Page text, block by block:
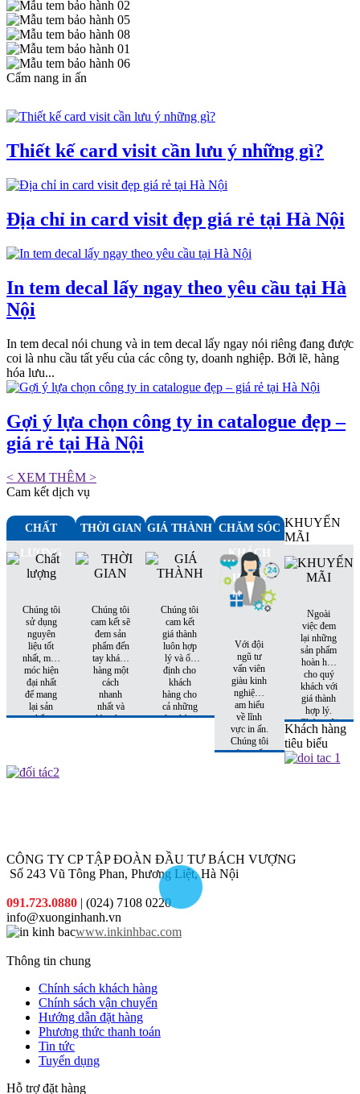
Cẩm nang in ấn
Thiết kế card visit cần lưu ý những gì?
Địa chỉ in card visit đẹp giá rẻ tại Hà Nội
In tem decal lấy ngay theo yêu cầu tại Hà
Nội
In tem decal nói chung và in tem decal lấy ngay nói riêng đang được
coi là nhu cầu tất yếu của các công ty, doanh nghiệp. Bởi lẽ, hàng
hóa lưu...
Gợi ý lựa chọn công ty in catalogue đẹp –
giá rẻ tại Hà Nội
< XEM THÊM >
Cam kết dịch vụ
CHẤT
LƯỢNG
Chúng tôi
sử dụng
nguyên
liệu tốt
nhất, máy
móc hiện
đại nhất
để mang
lại sản
phẩm
hàng
THỜI GIAN
Chúng tôi
cam kết sẽ
đem sản
phẩm đến
tay khách
hàng một
cách
nhanh
nhất và
đúng hẹn
GIÁ THÀNH
Chúng tôi
cam kết
giá thành
luôn hợp
lý và ổn
định cho
khách
hàng cho
cả những
đơn hàng
CHĂM SÓC
KHÁCH
HÀNG
Với đội
ngũ tư
vấn viên
giàu kinh
nghiệm,
am hiểu
về lĩnh
vực in ấn.
Chúng tôi
sẽ tư vấn
KHUYẾN
MÃI
Ngoài
việc đem
lại những
sản phẩm
hoàn hảo
cho quý
khách với
giá thành
hợp lý.
Chúng tôi
còn có
những
khuyến
Khách hàng
tiêu biểu
CÔNG TY CP TẬP ĐOÀN ĐẦU TƯ BÁCH VƯỢNG
Số 243 Vũ Tông Phan, Phương Liệt, Hà Nội
091.723.0880 | (024) 7108 0220
info@xuonginhanh.vn
www.inkinhbac.com
Thông tin chung
Chính sách khách hàng
Chính sách vận chuyển
Hướng dẫn đặt hàng
Phương thức thanh toán
Tin tức
Tuyển dụng
Hỗ trợ đặt hàng